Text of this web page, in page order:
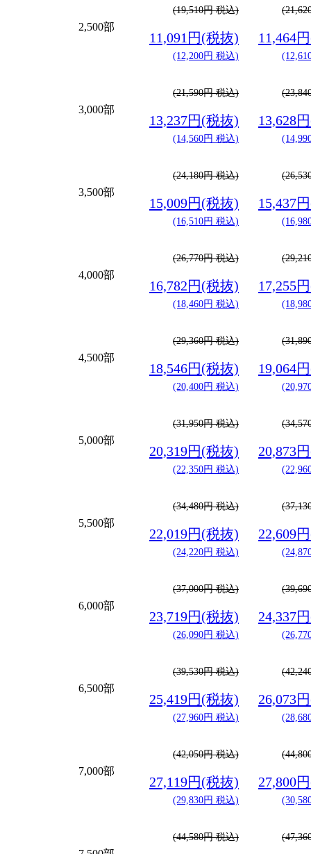
2,500部
(19,510円 税込)
11,091円(税抜)
(12,200円 税込)
11,464
3,000部
(21,590円 税込)
13,237円(税抜)
(14,560円 税込)
13,628
3,500部
(24,180円 税込)
15,009円(税抜)
(16,510円 税込)
15,437
4,000部
(26,770円 税込)
16,782円(税抜)
(18,460円 税込)
17,255
4,500部
(29,360円 税込)
18,546円(税抜)
(20,400円 税込)
19,064
5,000部
(31,950円 税込)
20,319円(税抜)
(22,350円 税込)
20,873
5,500部
(34,480円 税込)
22,019円(税抜)
(24,220円 税込)
22,609
6,000部
(37,000円 税込)
23,719円(税抜)
(26,090円 税込)
24,337
6,500部
(39,530円 税込)
25,419円(税抜)
(27,960円 税込)
26,073
7,000部
(42,050円 税込)
27,119円(税抜)
(29,830円 税込)
27,800
(44,580円 税込)